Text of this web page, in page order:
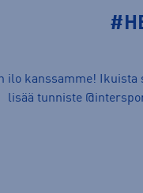
ilo kanssamme!
lisää tunniste